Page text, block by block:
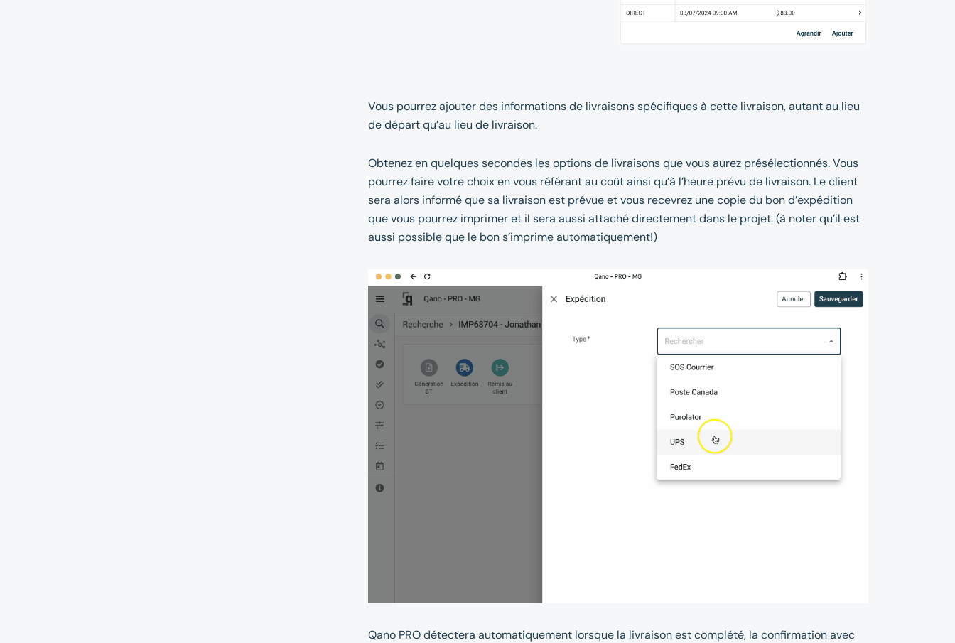
Vous pourrez ajouter des informations de livraisons spécifiques à cette livraison, autant au lieu
de départ qu’au lieu de livraison.
Obtenez en quelques secondes les options de livraisons que vous aurez présélectionnés. Vous
pourrez faire votre choix en vous référant au coût ainsi qu’à l’heure prévu de livraison. Le client
sera alors informé que sa livraison est prévue et vous recevrez une copie du bon d’expédition
que vous pourrez imprimer et il sera aussi attaché directement dans le projet. (à noter qu’il est
aussi possible que le bon s’imprime automatiquement!)
Qano PRO détectera automatiquement lorsque la livraison est complété, la confirmation avec